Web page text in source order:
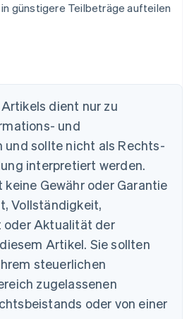
günstigere Teilbeträge aufteilen
dient nur zu
und
und sollte nicht als Rechts-
interpretiert werden.
Gewähr oder Garantie
Vollständigkeit,
oder Aktualität der
Artikel. Sie sollten
steuerlichen
zugelassenen
oder von einer